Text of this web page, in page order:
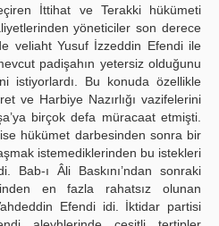
İttihat ve Terakki hükümeti
yöneticiler son derece
veliaht Yusuf İzzeddin Efendi ile
padişahın yetersiz olduğunu
istiyorlardı. Bu konuda özellikle
ve Harbiye Nazırlığı vazifelerini
birçok defa müracaat etmişti.
hükümet darbesinden sonra bir
istemediklerinden bu istekleri
Bab-ı Âli Baskını’ndan sonraki
en fazla rahatsız olunan
Efendi idi. İktidar partisi